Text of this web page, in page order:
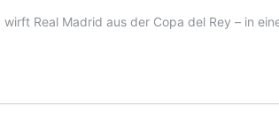
Real Madrid aus der Copa del Rey – in